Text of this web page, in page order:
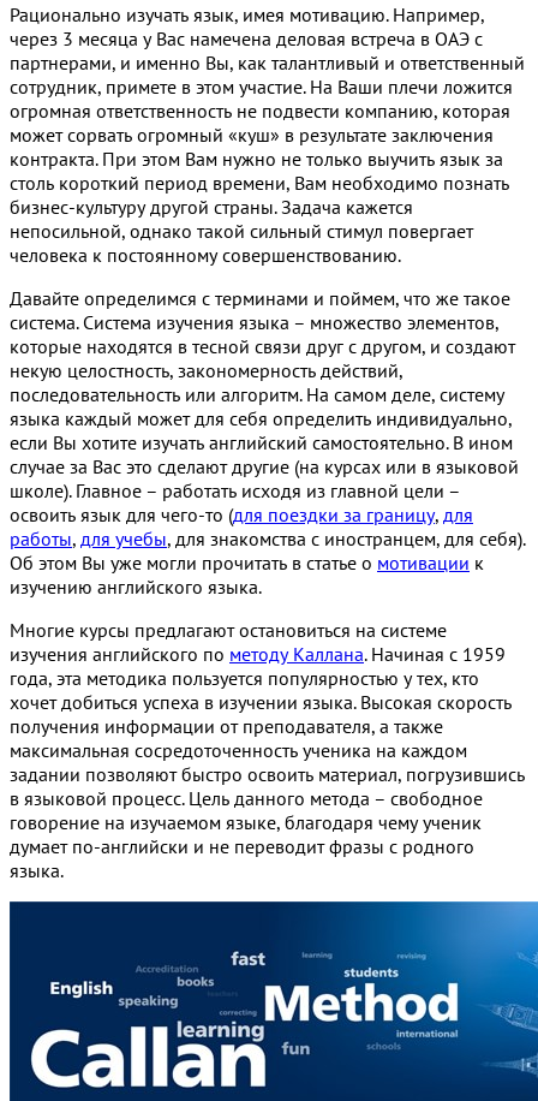
Рационально изучать язык, имея мотивацию. Например,
через 3 месяца у Вас намечена деловая встреча в ОАЭ с
партнерами, и именно Вы, как талантливый и ответственный
сотрудник, примете в этом участие. На Ваши плечи ложится
огромная ответственность не подвести компанию, которая
может сорвать огромный «куш» в результате заключения
контракта. При этом Вам нужно не только выучить язык за
столь короткий период времени, Вам необходимо познать
бизнес-культуру другой страны. Задача кажется
непосильной, однако такой сильный стимул повергает
человека к постоянному совершенствованию.
Давайте определимся с терминами и поймем, что же такое
система. Система изучения языка – множество элементов,
которые находятся в тесной связи друг с другом, и создают
некую целостность, закономерность действий,
последовательность или алгоритм. На самом деле, систему
языка каждый может для себя определить индивидуально,
если Вы хотите изучать английский самостоятельно. В ином
случае за Вас это сделают другие (на курсах или в языковой
школе). Главное – работать исходя из главной цели –
освоить язык для чего-то (для поездки за границу, для
работы, для учебы, для знакомства с иностранцем, для себя).
Об этом Вы уже могли прочитать в статье о мотивации к
изучению английского языка.
Многие курсы предлагают остановиться на системе
изучения английского по методу Каллана. Начиная с 1959
года, эта методика пользуется популярностью у тех, кто
хочет добиться успеха в изучении языка. Высокая скорость
получения информации от преподавателя, а также
максимальная сосредоточенность ученика на каждом
задании позволяют быстро освоить материал, погрузившись
в языковой процесс. Цель данного метода – свободное
говорение на изучаемом языке, благодаря чему ученик
думает по-английски и не переводит фразы с родного
языка.